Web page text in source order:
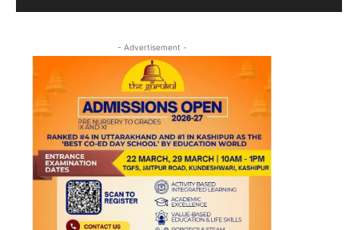
- Advertisement -